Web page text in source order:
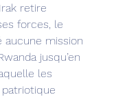
retire
forces, le
aucune mission
jusqu’en
les